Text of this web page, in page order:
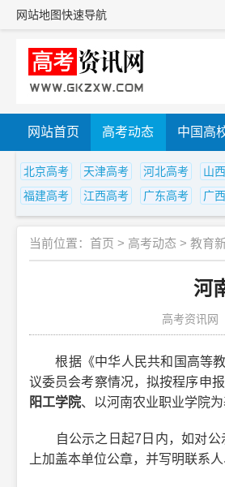
网站地图快速导航
网站首页 高考动态 中国高
北京高考 天津高考 河北高考 山
福建高考
江西高考 广东高考 广
当前位置： 首页 > 高考动态 > 教育
河
高考资讯网
根据《中华人民共和国高等教
议委员会考察情况，拟按程序申
阳工学院、以河南农业职业学院
自公示之日起7日内，如对公
上加盖本单位公章，并写明联系